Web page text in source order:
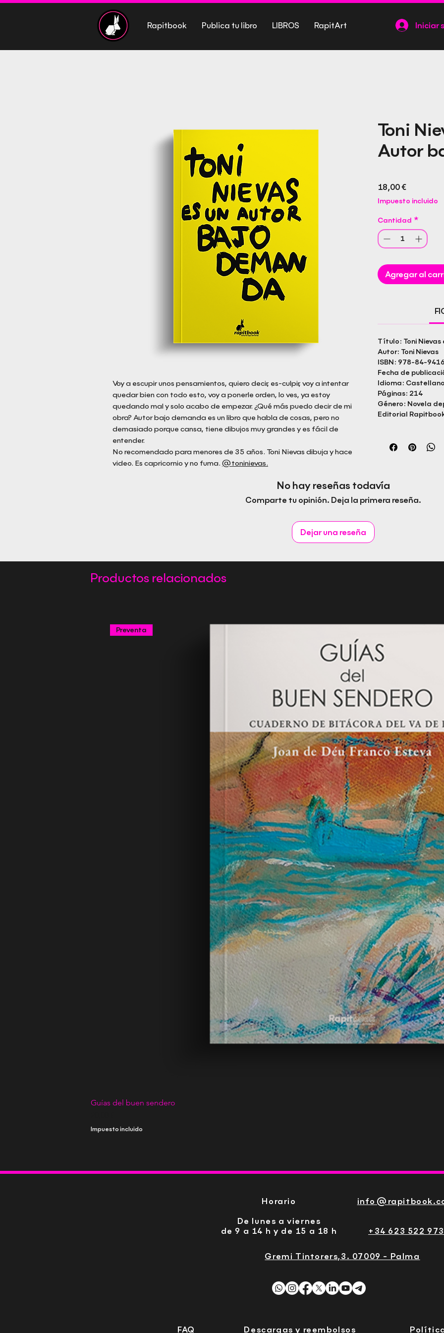
Rapitbook Publica tu libro LIBROS RapitArt Iniciar
Voy a escupir unos pensamientos, quiero decir, es-culpir, voy a intentar
quedar bien con todo esto, voy a ponerle orden, lo ves, ya estoy
quedando mal y solo acabo de empezar. ¿Qué más puedo decir de mi
obra? Autor bajo demanda es un libro que habla de cosas, pero no
demasiado porque cansa, tiene dibujos muy grandes y es fácil de
entender.
No recomendado para menores de 35 años. Toni Nievas dibuja y hace
video. Es capricornio y no fuma. @toninievas.
Toni
Autor
18,00 €Precio
Impuesto incluido
Cantidad *
Agregar al
Título: Toni Nievas
Autor: Toni Nievas
ISBN: 978-84-
Fecha de
Idioma: Castellano
Páginas: 214
Género: Novela
Editorial
No hay reseñas todavía
Comparte tu opinión. Deja la primera reseña.
Dejar una reseña
Productos relacionados
Preventa
Guías del buen sendero
Impuesto incluido
Horario
De lunes a viernes
de 9 a 14 h y de 15 a 18 h
+34 623 522 973
Gremi Tintorers,3. 07009 - Palma
FAQ Descargas y reembolsos